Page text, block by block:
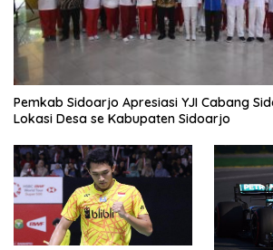
Pemkab Sidoarjo Apresiasi YJI Cabang
Lokasi Desa se Kabupaten Sidoarjo